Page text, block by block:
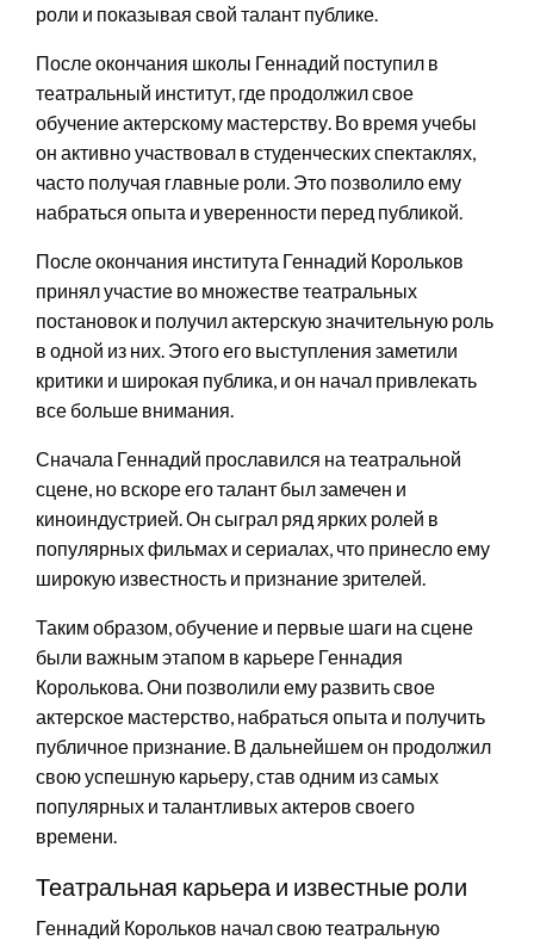
роли и показывая свой талант публике.
После окончания школы Геннадий поступил в
театральный институт, где продолжил свое
обучение актерскому мастерству. Во время учебы
он активно участвовал в студенческих спектаклях,
часто получая главные роли. Это позволило ему
набраться опыта и уверенности перед публикой.
После окончания института Геннадий Корольков
принял участие во множестве театральных
постановок и получил актерскую значительную роль
в одной из них. Этого его выступления заметили
критики и широкая публика, и он начал привлекать
все больше внимания.
Сначала Геннадий прославился на театральной
сцене, но вскоре его талант был замечен и
киноиндустрией. Он сыграл ряд ярких ролей в
популярных фильмах и сериалах, что принесло ему
широкую известность и признание зрителей.
Таким образом, обучение и первые шаги на сцене
были важным этапом в карьере Геннадия
Королькова. Они позволили ему развить свое
актерское мастерство, набраться опыта и получить
публичное признание. В дальнейшем он продолжил
свою успешную карьеру, став одним из самых
популярных и талантливых актеров своего
времени.
Театральная карьера и известные роли
Геннадий Корольков начал свою театральную